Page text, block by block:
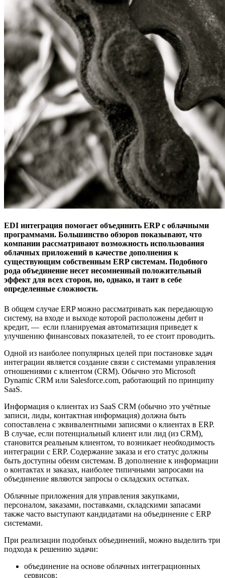
EDI интеграция помогает объединить ERP c облачными
программами. Большинство обзоров показывают, что
компании рассматривают возможность использования
облачных приложений в качестве дополнения к
существующим собственным ERP системам. Подобного
рода объединение несет несомненный положительный
эффект для всех сторон, но, однако, и таит в себе
определенные сложности.
В общем случае ERP можно рассматривать как передающую
систему, на входе и выходе которой расположены дебит и
кредит, — если планируемая автоматизация приведет к
улучшению финансовых показателей, то ее стоит проводить.
Одной из наиболее популярных целей при постановке задач
интеграции является создание связи с системами управления
отношениями с клиентом (CRM). Обычно это Microsoft
Dynamic CRM или Salesforce.com, работающий по принципу
SaaS.
Информация о клиентах из SaaS CRM (обычно это учётные
записи, лиды, контактная информация) должна быть
сопоставлена с эквивалентными записями о клиентах в ERP.
В случае, если потенциальный клиент или лид (из CRM),
становится реальным клиентом, то возникает необходимость
интеграции с ERP. Содержание заказа и его статус должны
быть доступны обеим системам. В дополнение к информации
о контактах и заказах, наиболее типичными запросами на
объединение являются запросы о складских остатках.
Облачные приложения для управления закупками,
персоналом, заказами, поставками, складскими запасами
также часто выступают кандидатами на объединение с ERP
системами.
При реализации подобных объединений, можно выделить три
подхода к решению задачи:
объединение на основе облачных интеграционных
сервисов;